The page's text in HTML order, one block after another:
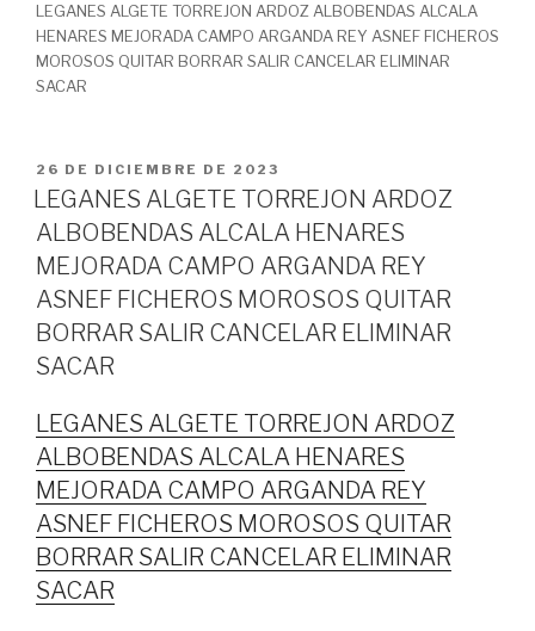
LEGANES ALGETE TORREJON ARDOZ ALBOBENDAS ALCALA
HENARES MEJORADA CAMPO ARGANDA REY ASNEF FICHEROS
MOROSOS QUITAR BORRAR SALIR CANCELAR ELIMINAR
SACAR
PUBLICADO
EL
26 DE DICIEMBRE DE 2023
LEGANES ALGETE TORREJON ARDOZ
ALBOBENDAS ALCALA HENARES
MEJORADA CAMPO ARGANDA REY
ASNEF FICHEROS MOROSOS QUITAR
BORRAR SALIR CANCELAR ELIMINAR
SACAR
LEGANES ALGETE TORREJON ARDOZ
ALBOBENDAS ALCALA HENARES
MEJORADA CAMPO ARGANDA REY
ASNEF FICHEROS MOROSOS QUITAR
BORRAR SALIR CANCELAR ELIMINAR
SACAR